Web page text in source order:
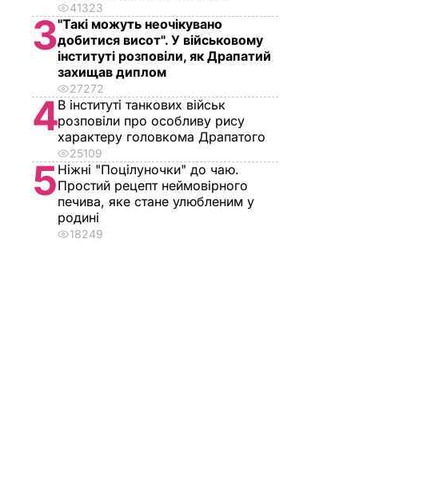
41323
3"Такі можуть неочікувано
добитися висот". У військовому
інституті розповіли, як Драпатий
захищав диплом
27272
4В інституті танкових військ
розповіли про особливу рису
характеру головкома Драпатого
25109
5Ніжні "Поцілуночки" до чаю.
Простий рецепт неймовірного
печива, яке стане улюбленим у
родині
18249